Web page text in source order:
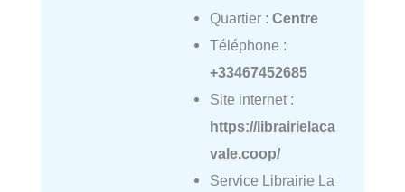
Quartier : Centre
Téléphone :
+33467452685
Site internet :
https://librairielaca
vale.coop/
Service Librairie La